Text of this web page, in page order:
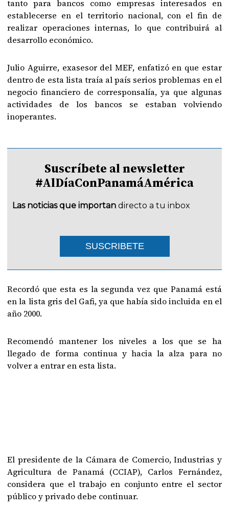
tanto para bancos como empresas interesados en
establecerse en el territorio nacional, con el fin de
realizar operaciones internas, lo que contribuirá al
desarrollo económico.
Julio Aguirre, exasesor del MEF, enfatizó en que estar
dentro de esta lista traía al país serios problemas en el
negocio financiero de corresponsalía, ya que algunas
actividades de los bancos se estaban volviendo
inoperantes.
Suscríbete al newsletter
#AlDíaConPanamáAmérica
Las noticias que importan directo a tu inbox
SUSCRIBETE
Recordó que esta es la segunda vez que Panamá está
en la lista gris del Gafi, ya que había sido incluida en el
año 2000.
Recomendó mantener los niveles a los que se ha
llegado de forma continua y hacia la alza para no
volver a entrar en esta lista.
El presidente de la Cámara de Comercio, Industrias y
Agricultura de Panamá (CCIAP), Carlos Fernández,
considera que el trabajo en conjunto entre el sector
público y privado debe continuar.